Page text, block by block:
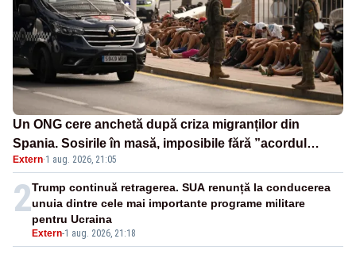
Un ONG cere anchetă după criza migranților din
Spania. Sosirile în masă, imposibile fără ”acordul
autorităților” marocane
Extern·1 aug. 2026, 21:05
2
Extern-1 aug. 2026, 21:18
Trump continuă retragerea. SUA renunță la conducerea
unuia dintre cele mai importante programe militare
pentru Ucraina